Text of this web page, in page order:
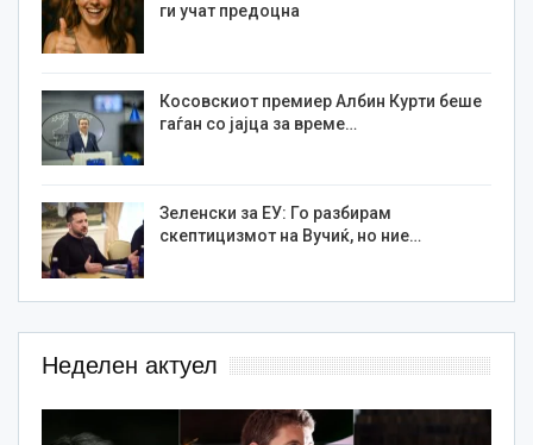
ги учат предоцна
Косовскиот премиер Албин Курти беше
гаѓан со јајца за време…
Зеленски за ЕУ: Го разбирам
скептицизмот на Вучиќ, но ние…
Неделен актуел